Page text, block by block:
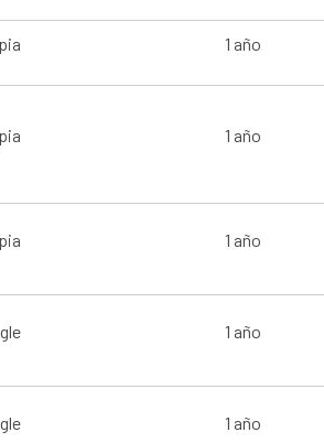
1 año
1 año
1 año
1 año
1 año